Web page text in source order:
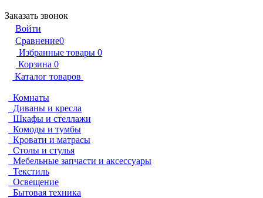
Заказать звонок
Войти
Сравнение0
Избранные товары 0
Корзина 0
Каталог товаров
Комнаты
Диваны и кресла
Шкафы и стеллажи
Комоды и тумбы
Кровати и матрасы
Столы и стулья
Мебельные запчасти и аксессуары
Текстиль
Освещение
Бытовая техника